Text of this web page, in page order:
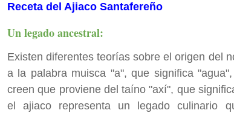
Receta del Ajiaco Santafereño
Un legado ancestral:
Existen diferentes teorías sobre el origen del
a la palabra muisca "a", que significa
creen que proviene del taíno "axí", que
el ajiaco representa un legado culinario